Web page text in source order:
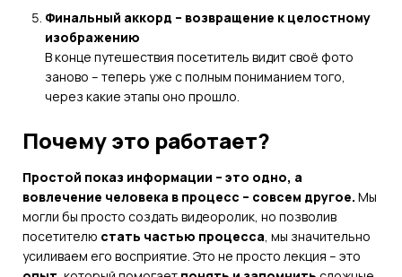
Финальный аккорд – возвращение к целостному
изображению
В конце путешествия посетитель видит своё фото
заново – теперь уже с полным пониманием того,
через какие этапы оно прошло.
Почему это работает?
Простой показ информации – это одно, а
вовлечение человека в процесс – совсем другое. Мы
могли бы просто создать видеоролик, но позволив
посетителю стать частью процесса , мы значительно
усиливаем его восприятие. Это не просто лекция – это